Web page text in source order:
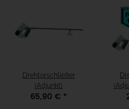
Drehtorschließer
(Adjunkt)
65,90 € *